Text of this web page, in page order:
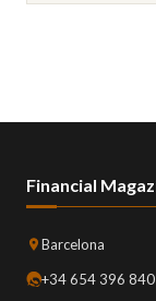
Financial
Barcelona
+34 654 396 840